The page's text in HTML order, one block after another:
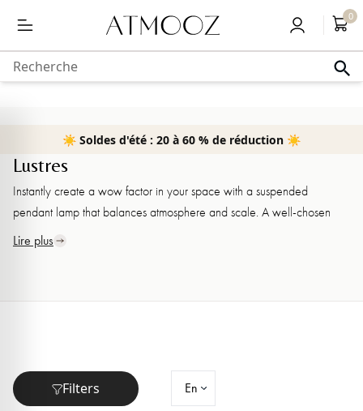
Livraison gratuite à partir de 50,- 0
Recherche
☀️ Soldes d'été : 20 à 60 % de réduction ☀️
Lustres
Lustres
Instantly create a wow factor in your space with a suspended
pendant lamp that balances atmosphere and scale. A well-chosen
lamp turns height into an eye-catcher and immediately sets the tone
Lire plus
Filters
NOUVEAU